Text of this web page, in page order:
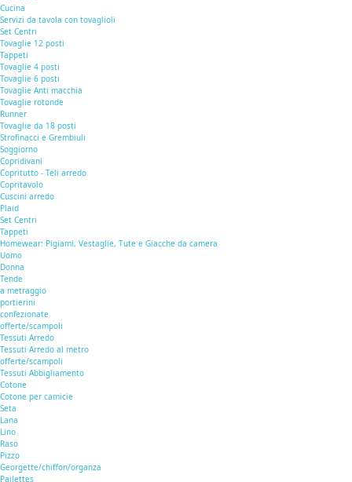
Cucina
Servizi da tavola con tovaglioli
Set Centri
Tovaglie 12 posti
Tappeti
Tovaglie 4 posti
Tovaglie 6 posti
Tovaglie Anti macchia
Tovaglie rotonde
Runner
Tovaglie da 18 posti
Strofinacci e Grembiuli
Soggiorno
Copridivani
Copritutto - Teli arredo
Copritavolo
Cuscini arredo
Plaid
Set Centri
Tappeti
Homewear: Pigiami, Vestaglie, Tute e Giacche da camera
Uomo
Donna
Tende
a metraggio
portierini
confezionate
offerte/scampoli
Tessuti Arredo
Tessuti Arredo al metro
offerte/scampoli
Tessuti Abbigliamento
Cotone
Cotone per camicie
Seta
Lana
Lino
Raso
Pizzo
Georgette/chiffon/organza
Pailettes